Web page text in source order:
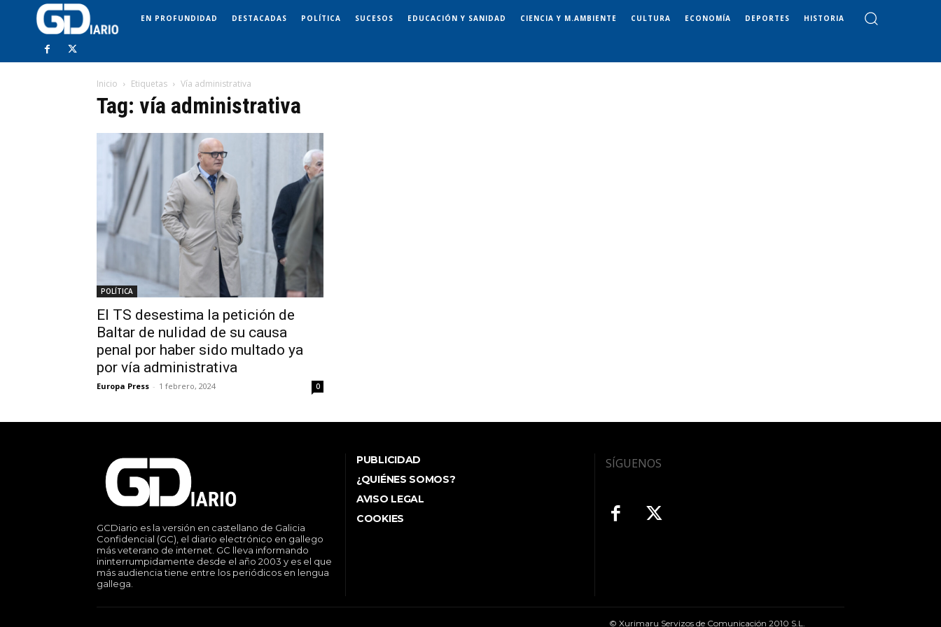
EN PROFUNDIDAD DESTACADAS POLÍTICA SUCESOS EDUCACIÓN Y SANIDAD CIENCIA Y M.AMBIENTE CULTURA ECONOMÍA DEPORTES HISTORIA
Inicio Etiquetas Vía administrativa
Tag: vía administrativa
POLÍTICA
El TS desestima la petición de
Baltar de nulidad de su causa
penal por haber sido multado ya
por vía administrativa
Europa Press - 1 febrero, 2024 0
GCDiario es la versión en castellano de Galicia
Confidencial (GC), el diario electrónico en gallego
más veterano de internet. GC lleva informando
ininterrumpidamente desde el año 2003 y es el que
más audiencia tiene entre los periódicos en lengua
gallega.
PUBLICIDAD
¿QUIÉNES SOMOS?
AVISO LEGAL
COOKIES
SÍGUENOS
© Xurimaru Servizos de Comunicación 2010 S.L.